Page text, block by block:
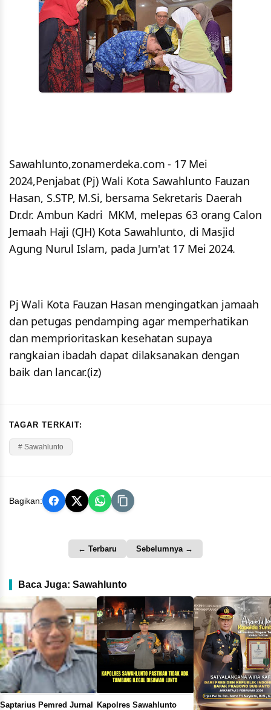
Sawahlunto,zonamerdeka.com - 17 Mei
2024,Penjabat (Pj) Wali Kota Sawahlunto Fauzan
Hasan, S.STP, M.Si, bersama Sekretaris Daerah
Dr.dr. Ambun Kadri MKM, melepas 63 orang Calon
Jemaah Haji (CJH) Kota Sawahlunto, di Masjid
Agung Nurul Islam, pada Jum'at 17 Mei 2024.
Pj Wali Kota Fauzan Hasan mengingatkan jamaah
dan petugas pendamping agar memperhatikan
dan memprioritaskan kesehatan supaya
rangkaian ibadah dapat dilaksanakan dengan
baik dan lancar.(iz)
TAGAR TERKAIT:
# Sawahlunto
Bagikan:
← Terbaru Sebelumnya →
Baca Juga: Sawahlunto
Saptarius Pemred Jurnal Kapolres Sawahlunto